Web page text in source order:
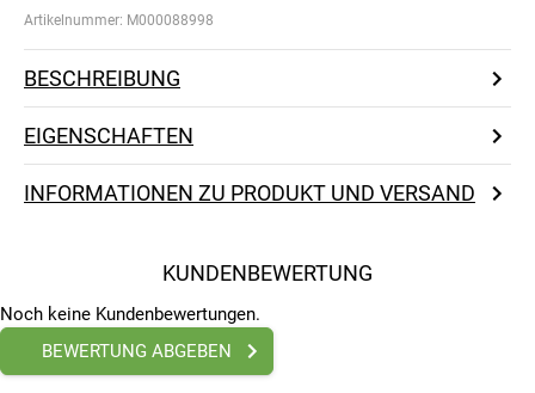
Artikelnummer: M000088998
BESCHREIBUNG
EIGENSCHAFTEN
INFORMATIONEN ZU PRODUKT UND VERSAND
KUNDENBEWERTUNG
Noch keine Kundenbewertungen.
BEWERTUNG ABGEBEN